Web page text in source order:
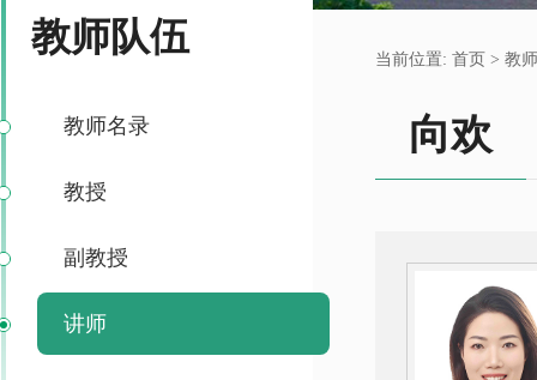
教师队伍
教师名录
教授
副教授
讲师
当前位置: 首页 > 教
向欢